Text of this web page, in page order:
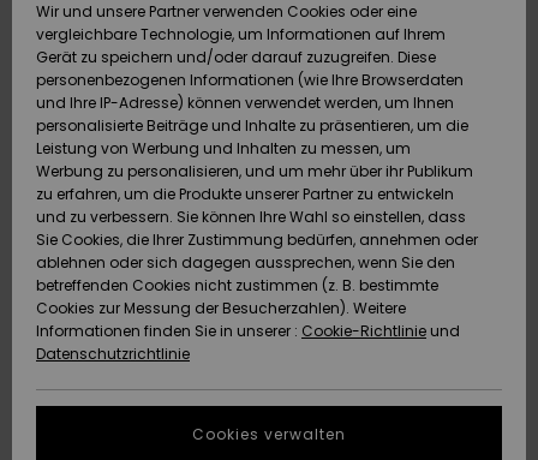
Schuhe&
Flip-Flops
Surf
Snow
Brandneu
Highlights
Schuhe&
Flip-Flops
Surf
Snow
Brandneu
Highlights
Highlights
Snow
SURF
Highlights
Community
SNOW
Snow Shop
Damen
Highlights
Community
DOPPELTER
RABATT
Outlet
Frauen
HILFE & KONTAKT
Retouren
Bezahlung
Geschenkkarte
Quiksilver
Freedom
Datenschutz
Starten Sie eine
NACHHALTIGKEIT
SHOPS
Wir und unsere Partner verwenden Cookies oder eine
vergleichbare Technologie, um Informationen auf Ihrem
Gerät zu speichern und/oder darauf zuzugreifen. Diese
personenbezogenen Informationen (wie Ihre Browserdaten
und Ihre IP-Adresse) können verwendet werden, um Ihnen
personalisierte Beiträge und Inhalte zu präsentieren, um die
Leistung von Werbung und Inhalten zu messen, um
Werbung zu personalisieren, und um mehr über ihr Publikum
zu erfahren, um die Produkte unserer Partner zu entwickeln
und zu verbessern. Sie können Ihre Wahl so einstellen, dass
Sie Cookies, die Ihrer Zustimmung bedürfen, annehmen oder
ablehnen oder sich dagegen aussprechen, wenn Sie den
betreffenden Cookies nicht zustimmen (z. B. bestimmte
Cookies zur Messung der Besucherzahlen). Weitere
Informationen finden Sie in unserer : Cookie-Richtlinie und
Datenschutzrichtlinie
Cookies verwalten